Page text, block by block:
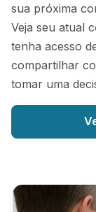
sua próxima
Veja seu atual
tenha acesso
compartilhar
tomar uma